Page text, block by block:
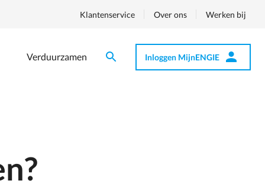
Zoeken
Verduurzamen
Klantenservice Over ons Werken bij
Zoeken Inloggen MijnENGIE